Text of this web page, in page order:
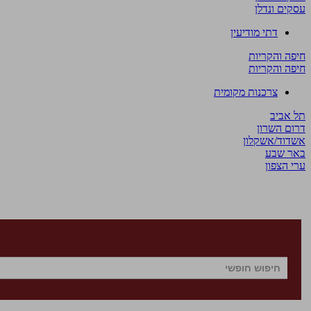
עסקים ונדלן
דתי מודיעין
חיפה והקריות
חיפה והקריות
צרכנות מקומית
תל אביב
דרום השרון
אשדוד/אשקלון
באר שבע
ערי הצפון